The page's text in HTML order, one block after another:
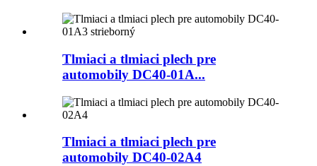
Tlmiaci a tlmiaci plech pre
automobily DC40-01A...
Tlmiaci a tlmiaci plech pre
automobily DC40-02A4